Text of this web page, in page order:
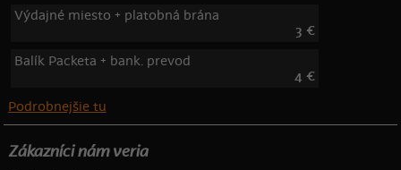
Výdajné miesto + platobná brána
3 €
Balík Packeta + bank. prevod
4 €
Podrobnejšie tu
Zákazníci nám veria